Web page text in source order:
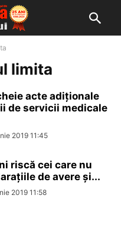
limita
acte adiționale
de servicii medicale
2019 11:45
riscă cei care nu
de avere şi...
2019 11:58